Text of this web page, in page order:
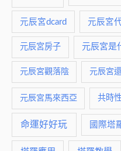
元辰宮dcard 元辰宮
元辰宮房子 元辰宮是
元辰宮觀落陰 元辰宮
元辰宮馬來西亞 共時
命運好好玩 國際塔